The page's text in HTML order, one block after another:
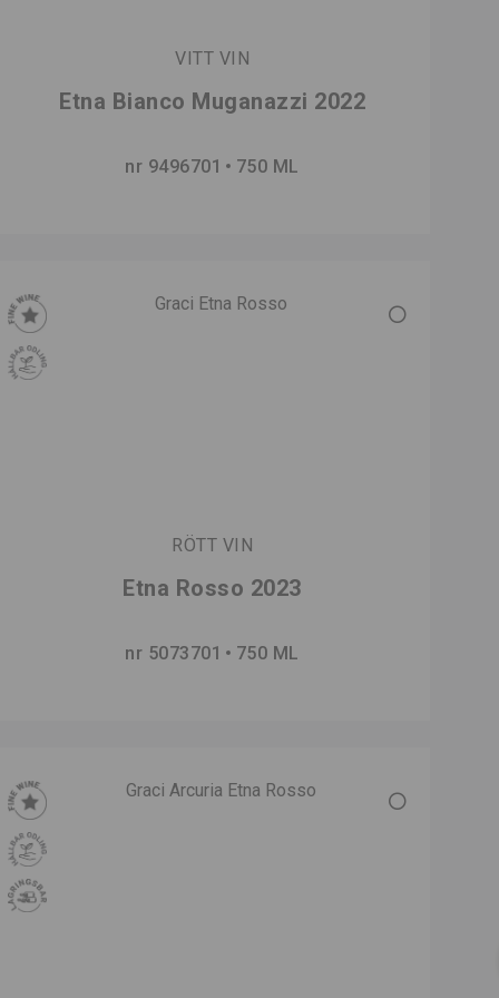
VITT VIN
Etna Bianco Muganazzi 2022
nr 9496701 750 ML
RÖTT VIN
Etna Rosso 2023
nr 5073701 750 ML